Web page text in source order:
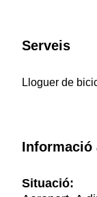
Serveis
Lloguer de
Informació
Situació: